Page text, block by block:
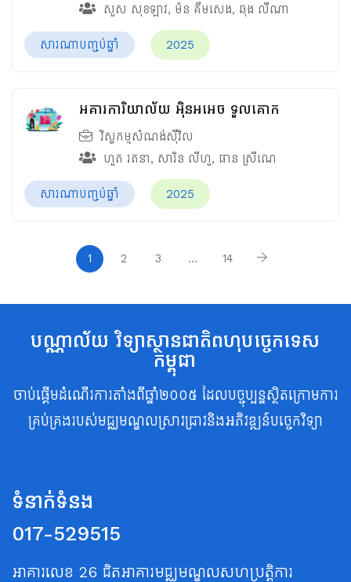
សួស សុខឡាវ, ម៉ន គឹមសេង, ឆុង លីណា
សារណាបញ្ចប់ឆ្នាំ 2025
អគារការិយាល័យ អ៊ិនអអេច ទួលគោក
វិស្វកម្មសំណង់ស៊ីវិល
ហួត រតនា, សារិន លីហួ, ផាន ស្រីណេ
សារណាបញ្ចប់ឆ្នាំ 2025
1 2 3 … 14
បណ្ណាល័យ វិទ្យាស្ថានជាតិពហុបច្ចេកទេស
កម្ពុជា
ចាប់ផ្តើមដំណើរការតាំងពីឆ្នាំ២០០៥ ដែលបច្ចុប្បន្នស្ថិតក្រោមការ
គ្រប់គ្រងរបស់មជ្ឈមណ្ឌលស្រាវជ្រាវនិងអភិវឌ្ឍន៍បច្ចេកវិទ្យា
ទំនាក់ទំនង
017-529515
អាគារលេខ 26 ជិតអាគារមជ្ឈមណ្ឌលសហប្រត្តិការ